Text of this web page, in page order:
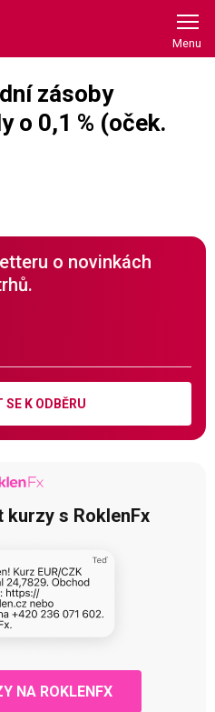
zásoby
o 0,1 % (oček.
o novinkách
SE K ODBĚRU
kurzy s RoklenFx
NA ROKLENFX